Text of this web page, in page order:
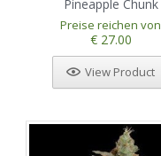
Pineapple Chunk
Preise reichen von
€ 27.00
View Product